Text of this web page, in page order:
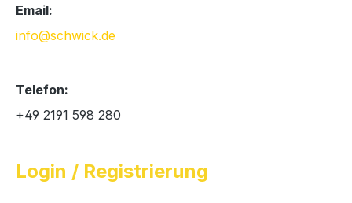
Email:
info@schwick.de
Telefon:
+49 2191 598 280
Login / Registrierung